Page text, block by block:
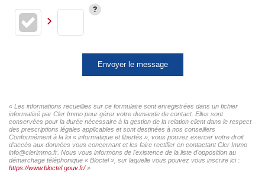
Envoyer le message
« Les informations recueillies sur ce formulaire sont enregistrées dans un fichier
informatisé par Cler Immo pour gérer votre demande de contact. Elles sont
conservées pour la durée nécessaire à la gestion de la relation client dans le respect
des prescriptions légales applicables et sont destinées à nos conseillers
Conformément à la loi « informatique et libertés », vous pouvez exercer votre droit
d'accès aux données vous concernant et les faire rectifier en contactant Cler Immo
info@clerimmo.fr. Nous vous informons de l'existence de la liste d'opposition au
démarchage téléphonique « Bloctel », sur laquelle vous pouvez vous inscrire ici :
https://www.bloctel.gouv.fr/»